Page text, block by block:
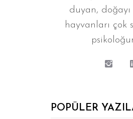
duyan,
hayvanları çok
POPÜLER